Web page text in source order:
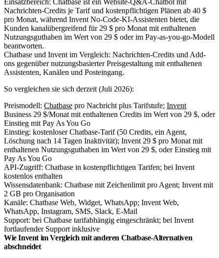
Chatbase und Invent im Vergleich: Nachrichten-Credits und Add-
ons gegenüber nutzungsbasierter Preisgestaltung mit enthaltenen
Assistenten, Kanälen und Posteingang.
So vergleichen sie sich derzeit (Juli 2026):
Preismodell: Chatbase pro Nachricht plus Tarifstufe; Invent
Business 29 $/Monat mit enthaltenen Credits im Wert von 29 $, oder
Einstieg mit Pay As You Go
Einstieg: kostenloser Chatbase-Tarif (50 Credits, ein Agent,
Löschung nach 14 Tagen Inaktivität); Invent 29 $ pro Monat mit
enthaltenen Nutzungsguthaben im Wert von 29 $, oder Einstieg mit
Pay As You Go
API-Zugriff: Chatbase in kostenpflichtigen Tarifen; bei Invent
kostenlos enthalten
Wissensdatenbank: Chatbase mit Zeichenlimit pro Agent; Invent mit
2 GB pro Organisation
Kanäle: Chatbase Web, Widget, WhatsApp; Invent Web,
WhatsApp, Instagram, SMS, Slack, E-Mail
Support: bei Chatbase tarifabhängig eingeschränkt; bei Invent
fortlaufender Support inklusive
Wie Invent im Vergleich mit anderen Chatbase-Alternativen
abschneidet